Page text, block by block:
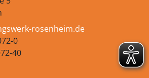
rosenheim.de
0
40